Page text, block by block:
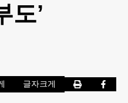
도’
글자크게